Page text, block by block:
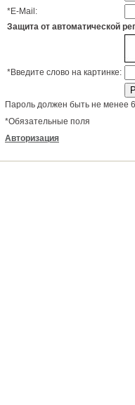
*E-Mail:
Защита от автоматической
*Введите слово на картинке:
Пароль должен быть не менее
*Обязательные поля
Авторизация